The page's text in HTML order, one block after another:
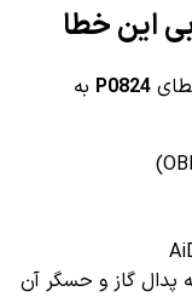
این خطا
P0824 به
پدال گاز و حسگر آن